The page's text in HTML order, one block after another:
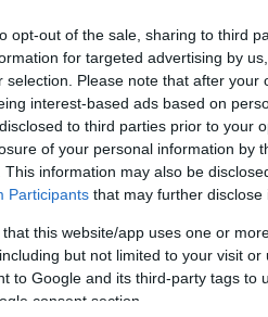
opt-out of the sale, sharing to third
for targeted advertising by
selection. Please note that after
interest-based ads based on
to third parties prior to your
of your personal information by
This information may also be
Participants that may further disclose
that this website/app uses one or
but not limited to your visit
to Google and its third-party tags to
consent section.